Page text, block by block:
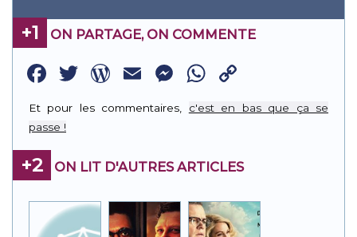
+1 ON PARTAGE, ON COMMENTE
Facebook
Twitter
WordPress
EmailMessenger
WhatsApp
Link
Et pour les commentaires, c'est en bas que ça se
passe !
+2 ON LIT D'AUTRES ARTICLES